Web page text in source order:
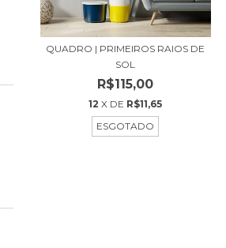
QUADRO | PRIMEIROS RAIOS DE
SOL
R$115,00
12 X DE R$11,65
ESGOTADO